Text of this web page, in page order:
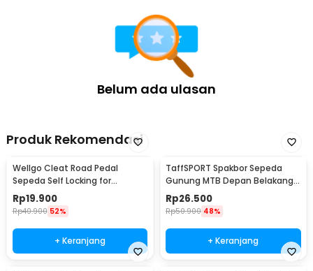
Belum ada ulasan
Produk Rekomendasi
Wellgo Cleat Road Pedal
Sepeda Self Locking for
Shimano SM-SH11 SPD-L
Rp19.900
Rp40.900 52%
+ Keranjang
TaffSPORT Spakbor Sepeda
Gunung MTB Depan Belakang
Anti Cipratan - Y901
Rp26.500
Rp50.900 48%
+ Keranjang